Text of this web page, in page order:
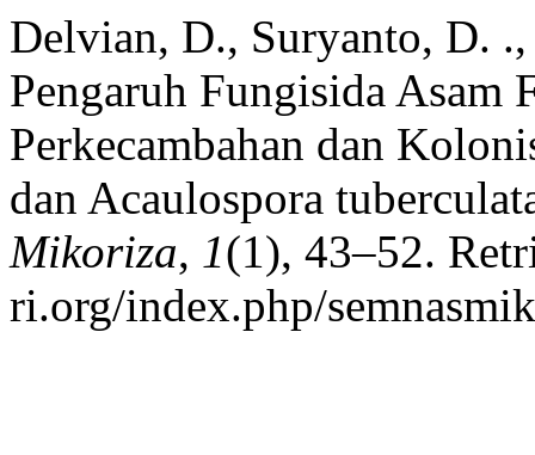
Delvian, D., Suryanto, D.
Pengaruh Fungisida Asam
Perkecambahan dan
dan Acaulospora
Mikoriza, 1(1), 43–52.
ri.org/index.php/